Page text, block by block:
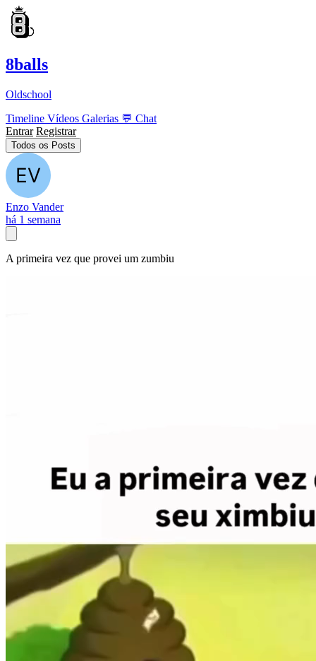
8balls
Oldschool
Timeline Vídeos Galerias 💬 Chat
Entrar Registrar
Todos os Posts
Enzo Vander
há 1 semana
A primeira vez que provei um zumbiu